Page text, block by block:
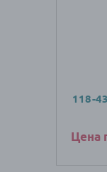
118-
Цена